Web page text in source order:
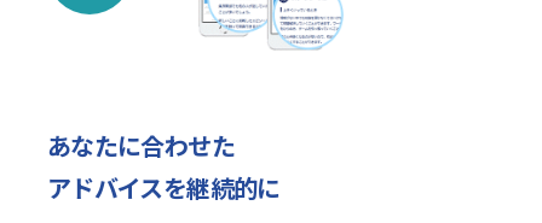
あなたに合わせた
アドバイスを継続的に